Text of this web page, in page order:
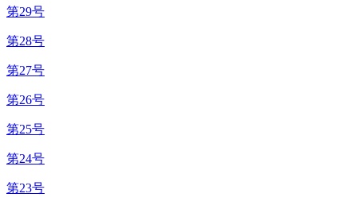
第29号
第28号
第27号
第26号
第25号
第24号
第23号